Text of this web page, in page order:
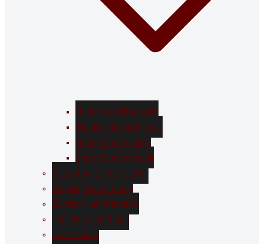
Härtevergleichsplatten
Mobile Härteprüfgeräte
Härteprüfmaschinen
Shore Härteprüfgerät
Rissprüfung – Messgeräte
Magnetpulverprüfung
Zubehör und Prüfmittel
Farbeindringprüfung
UV Lampen